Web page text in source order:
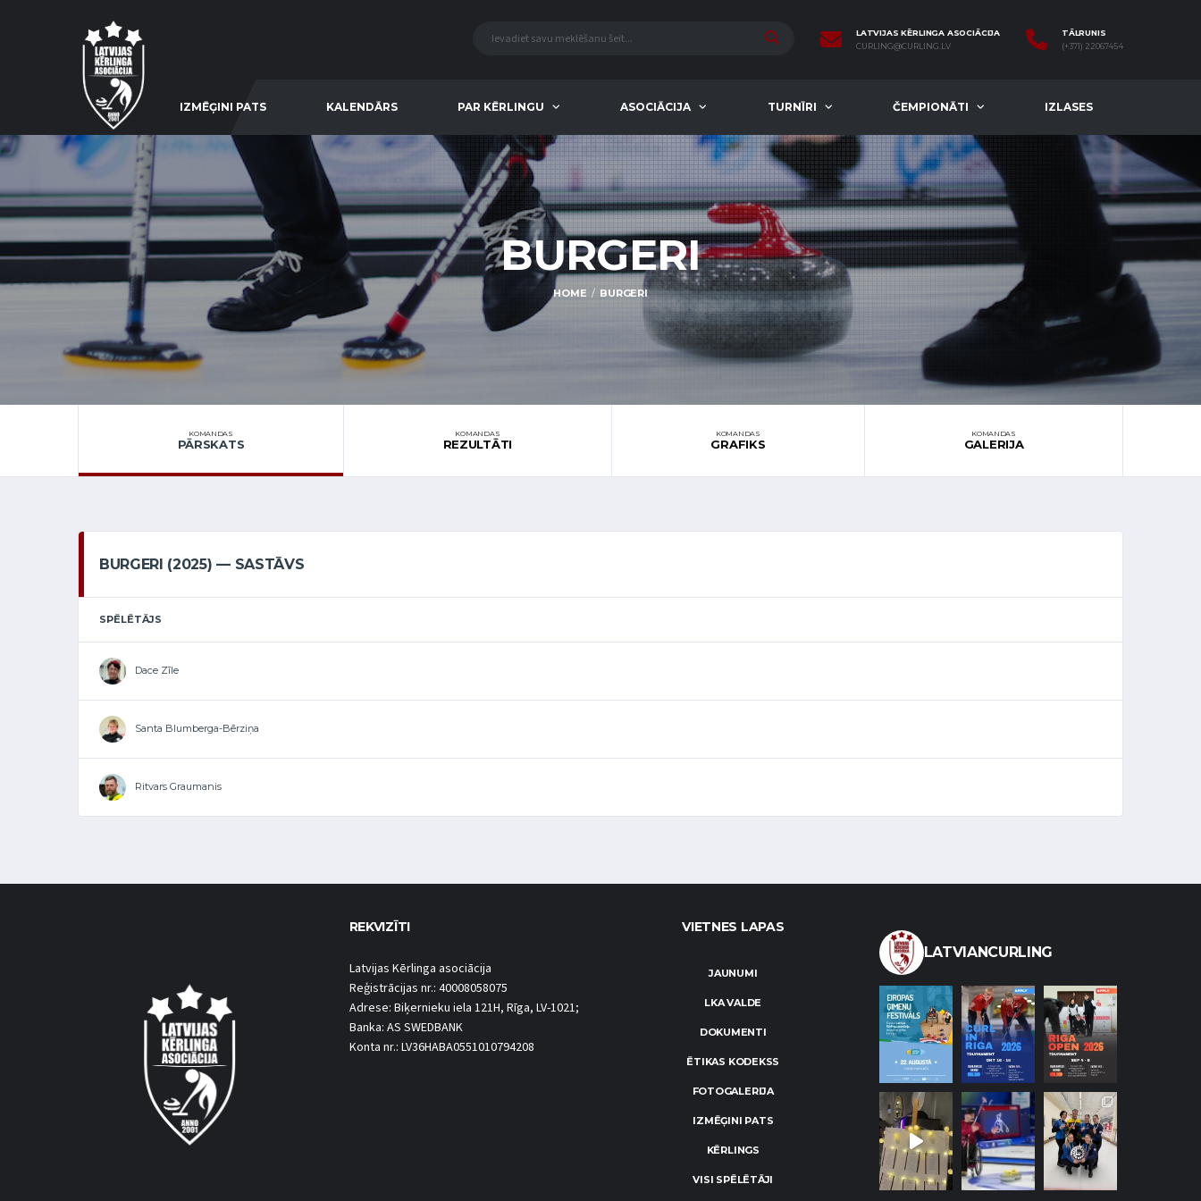
LATVIJAS KĒRLINGA ASOCIĀCIJA
CURLING@CURLING.LV
TĀLRUNIS
(+371) 22067454
IZMĒĢINI PATS KALENDĀRS PAR KĒRLINGU ASOCIĀCIJA TURNĪRI ČEMPIONĀTI IZLASES
BURGERI
HOME BURGERI
KOMANDAS
PĀRSKATS
KOMANDAS
REZULTĀTI
KOMANDAS
GRAFIKS
KOMANDAS
GALERIJA
BURGERI (2025) — SASTĀVS
SPĒLĒTĀJS
Dace Zīle
Santa Blumberga-Bērziņa
Ritvars Graumanis
REKVIZĪTI
Latvijas Kērlinga asociācija
Reģistrācijas nr.: 40008058075
Adrese: Biķernieku iela 121H, Rīga, LV-1021;
Banka: AS SWEDBANK
Konta nr.: LV36HABA0551010794208
VIETNES LAPAS
JAUNUMI
LKA VALDE
DOKUMENTI
ĒTIKAS KODEKSS
FOTOGALERIJA
IZMĒĢINI PATS
KĒRLINGS
VISI SPĒLĒTĀJI
LATVIANCURLING